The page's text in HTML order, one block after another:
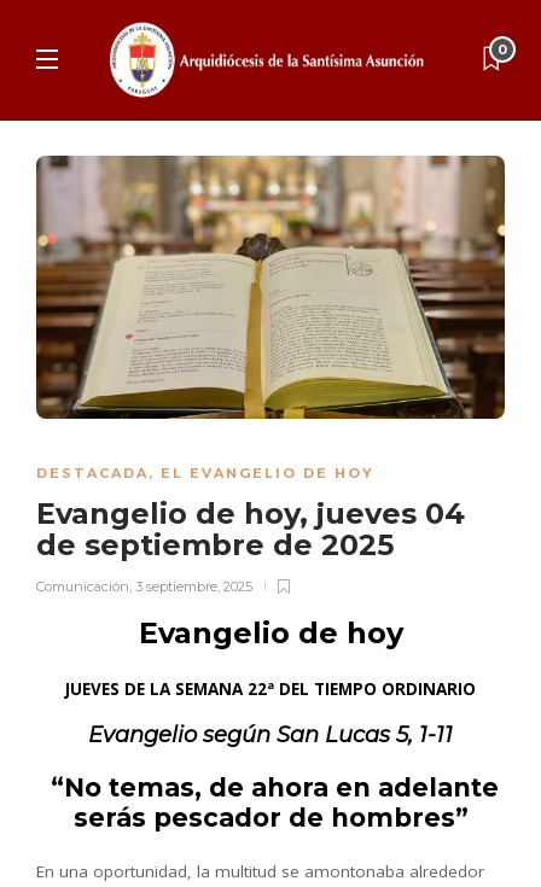
0
DESTACADA, EL EVANGELIO DE HOY
Evangelio de hoy, jueves 04
de septiembre de 2025
Comunicación, 3 septiembre, 2025
Evangelio de hoy
JUEVES DE LA SEMANA 22ª DEL TIEMPO ORDINARIO
Evangelio según San Lucas 5, 1-11
“No temas, de ahora en adelante
serás pescador de hombres”
En una oportunidad, la multitud se amontonaba alrededor